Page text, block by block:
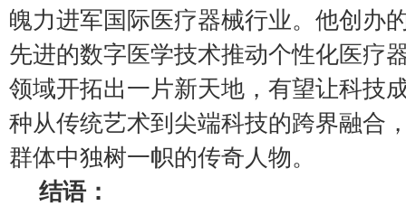
魄力进军国际医疗器械行业。他创办
先进的数字医学技术推动个性化医疗
领域开拓出一片新天地，有望让科技
种从传统艺术到尖端科技的跨界融合
群体中独树一帜的传奇人物。
结语：